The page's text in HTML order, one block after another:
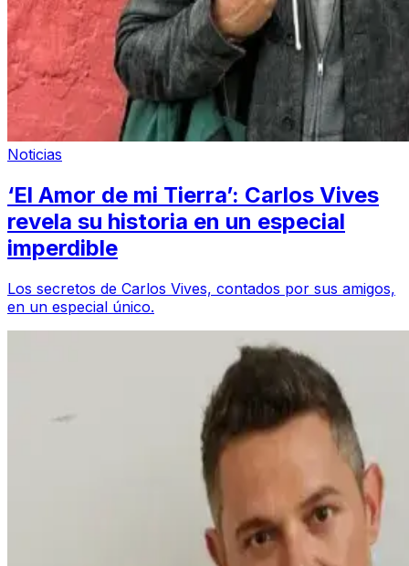
Noticias
‘El Amor de mi Tierra’: Carlos Vives
revela su historia en un especial
imperdible
Los secretos de Carlos Vives, contados por sus amigos,
en un especial único.